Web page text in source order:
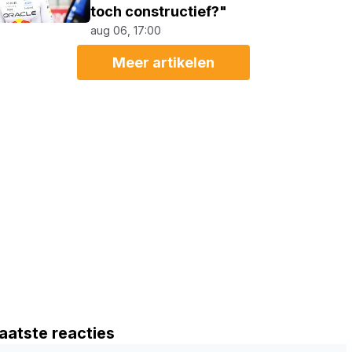
toch constructief?"
aug 06, 17:00
Meer artikelen
reacties